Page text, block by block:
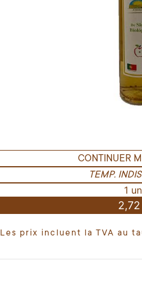
CONTINUER
TEMP.
1
Les prix incluent la TVA au